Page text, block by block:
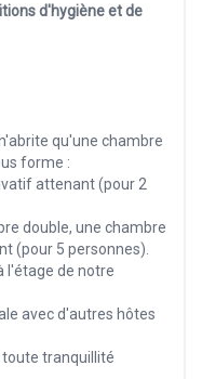
d'hygiène et de
qu'une chambre
forme :
attenant (pour 2
double, une chambre
(pour 5 personnes).
l'étage de notre
avec d'autres hôtes
toute tranquillité